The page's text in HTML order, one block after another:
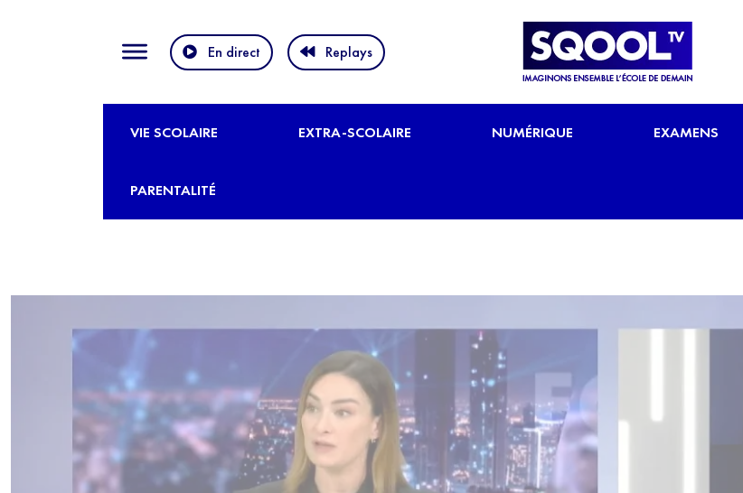
En direct Replays
VIE SCOLAIRE EXTRA-SCOLAIRE NUMÉRIQUE EXAMENS
PARENTALITÉ